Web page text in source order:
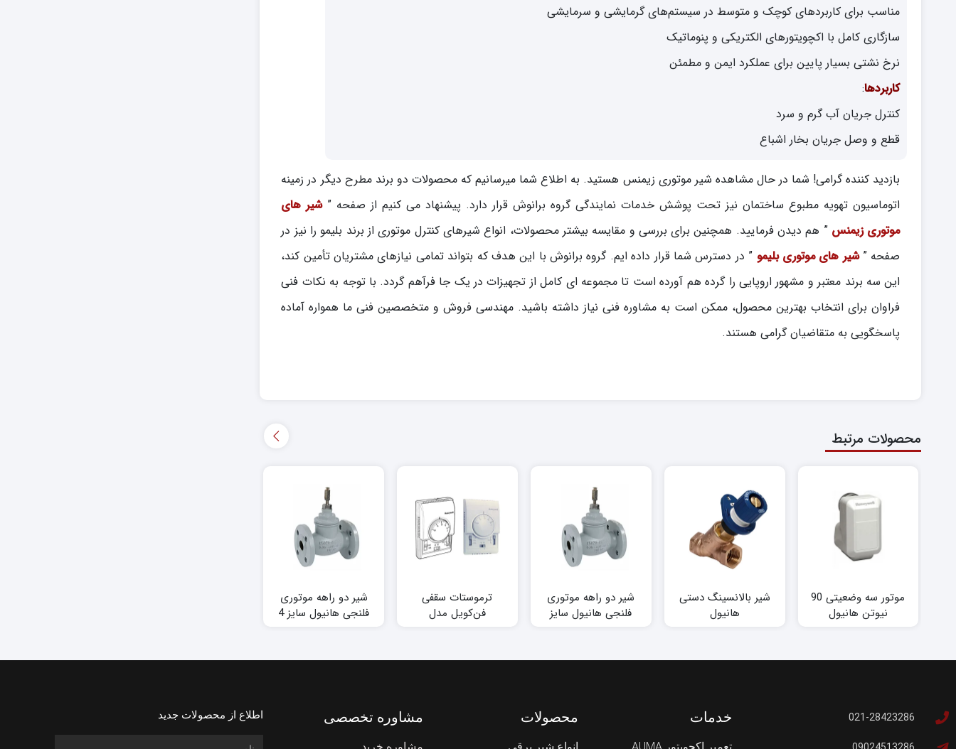
مناسب برای کاربردهای کوچک و متوسط در سیستم‌های گرمایشی و سرمایشی
سازگاری کامل با اکچویتورهای الکتریکی و پنوماتیک
نرخ نشتی بسیار پایین برای عملکرد ایمن و مطمئن
کاربردها:
کنترل جریان آب گرم و سرد
قطع و وصل جریان بخار اشباع
بازدید کننده گرامی! شما در حال مشاهده شیر موتوری زیمنس هستید. به اطلاع شما میرسانیم که محصولات دو برند مطرح دیگر در زمینه
اتوماسیون تهویه مطبوع ساختمان نیز تحت پوشش خدمات نمایندگی گروه برانوش قرار دارد. پیشنهاد می کنیم از صفحه ”شیر های
موتوری زیمنس” هم دیدن فرمایید. همچنین برای بررسی و مقایسه بیشتر محصولات، انواع شیرهای کنترل موتوری از برند بلیمو را نیز در
صفحه ”شیر های موتوری بلیمو ” در دسترس شما قرار داده ایم. گروه برانوش با این هدف که بتواند تمامی نیازهای مشتریان تأمین کند،
این سه برند معتبر و مشهور اروپایی را گرده هم آورده است تا مجموعه ای کامل از تجهیزات در یک جا فرآهم گردد. با توجه به نکات فنی
فراوان برای انتخاب بهترین محصول، ممکن است به مشاوره فنی نیاز داشته باشید. مهندسی فروش و متخصصین فنی ما همواره آماده
پاسخگویی به متقاضیان گرامی هستند.
محصولات مرتبط
موتور سه وضعیتی 90
نیوتن هانیول
شیر بالانسینگ دستی
هانیول
شیر دو راهه موتوری
فلنجی هانیول سایز
ترموستات سقفی
فن‌کویل مدل
شیر دو راهه موتوری
فلنجی هانیول سایز 4
021-28423286 خدمات محصولات مشاوره تخصصی اطلاع از محصولات جدید